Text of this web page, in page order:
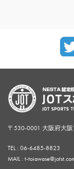
〒530-0001 大阪府大
TEL : 06-6485-8823
MAIL : t-